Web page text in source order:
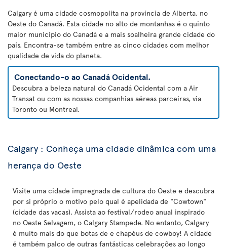
Calgary é uma cidade cosmopolita na província de Alberta, no
Oeste do Canadá. Esta cidade no alto de montanhas é o quinto
maior município do Canadá e a mais soalheira grande cidade do
país. Encontra-se também entre as cinco cidades com melhor
qualidade de vida do planeta.
Conectando-o ao Canadá Ocidental.
Descubra a beleza natural do Canadá Ocidental com a Air
Transat ou com as nossas companhias aéreas parceiras, via
Toronto ou Montreal.
Calgary : Conheça uma cidade dinâmica com uma
herança do Oeste
Visite uma cidade impregnada de cultura do Oeste e descubra
por si próprio o motivo pelo qual é apelidada de "Cowtown"
(cidade das vacas). Assista ao festival/rodeo anual inspirado
no Oeste Selvagem, o Calgary Stampede. No entanto, Calgary
é muito mais do que botas de e chapéus de cowboy! A cidade
é também palco de outras fantásticas celebrações ao longo